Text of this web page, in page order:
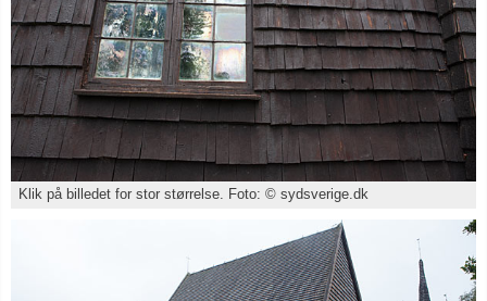
Klik på billedet for stor størrelse. Foto: © sydsverige.dk